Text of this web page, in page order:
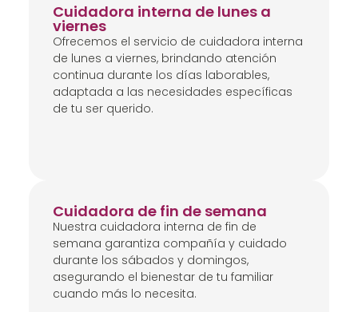
Cuidadora interna de lunes a
viernes
Ofrecemos el servicio de cuidadora interna
de lunes a viernes, brindando atención
continua durante los días laborables,
adaptada a las necesidades específicas
de tu ser querido.
Cuidadora de fin de semana
Nuestra cuidadora interna de fin de
semana garantiza compañía y cuidado
durante los sábados y domingos,
asegurando el bienestar de tu familiar
cuando más lo necesita.